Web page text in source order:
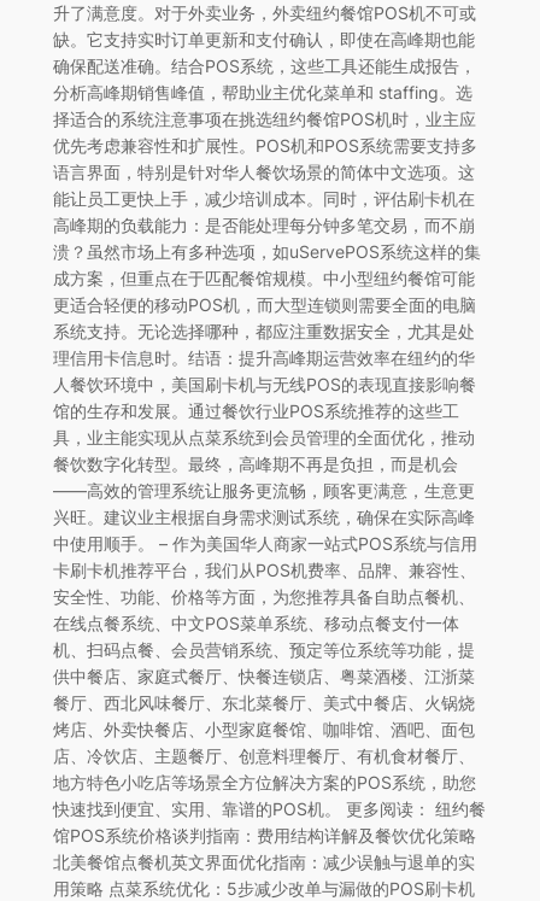
升了满意度。对于外卖业务，外卖纽约餐馆POS机不可或
缺。它支持实时订单更新和支付确认，即使在高峰期也能
确保配送准确。结合POS系统，这些工具还能生成报告，
分析高峰期销售峰值，帮助业主优化菜单和 staffing。选
择适合的系统注意事项在挑选纽约餐馆POS机时，业主应
优先考虑兼容性和扩展性。POS机和POS系统需要支持多
语言界面，特别是针对华人餐饮场景的简体中文选项。这
能让员工更快上手，减少培训成本。同时，评估刷卡机在
高峰期的负载能力：是否能处理每分钟多笔交易，而不崩
溃？虽然市场上有多种选项，如uServePOS系统这样的集
成方案，但重点在于匹配餐馆规模。中小型纽约餐馆可能
更适合轻便的移动POS机，而大型连锁则需要全面的电脑
系统支持。无论选择哪种，都应注重数据安全，尤其是处
理信用卡信息时。结语：提升高峰期运营效率在纽约的华
人餐饮环境中，美国刷卡机与无线POS的表现直接影响餐
馆的生存和发展。通过餐饮行业POS系统推荐的这些工
具，业主能实现从点菜系统到会员管理的全面优化，推动
餐饮数字化转型。最终，高峰期不再是负担，而是机会
——高效的管理系统让服务更流畅，顾客更满意，生意更
兴旺。建议业主根据自身需求测试系统，确保在实际高峰
中使用顺手。 – 作为美国华人商家一站式POS系统与信用
卡刷卡机推荐平台，我们从POS机费率、品牌、兼容性、
安全性、功能、价格等方面，为您推荐具备自助点餐机、
在线点餐系统、中文POS菜单系统、移动点餐支付一体
机、扫码点餐、会员营销系统、预定等位系统等功能，提
供中餐店、家庭式餐厅、快餐连锁店、粤菜酒楼、江浙菜
餐厅、西北风味餐厅、东北菜餐厅、美式中餐店、火锅烧
烤店、外卖快餐店、小型家庭餐馆、咖啡馆、酒吧、面包
店、冷饮店、主题餐厅、创意料理餐厅、有机食材餐厅、
地方特色小吃店等场景全方位解决方案的POS系统，助您
快速找到便宜、实用、靠谱的POS机。 更多阅读： 纽约餐
馆POS系统价格谈判指南：费用结构详解及餐饮优化策略
北美餐馆点餐机英文界面优化指南：减少误触与退单的实
用策略 点菜系统优化：5步减少改单与漏做的POS刷卡机